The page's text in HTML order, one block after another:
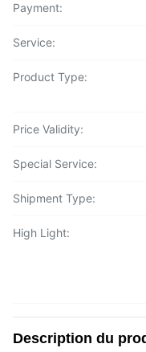
Payment:
Service:
Product Type:
Price Validity:
Special Service:
Shipment Type:
High Light:
Description du